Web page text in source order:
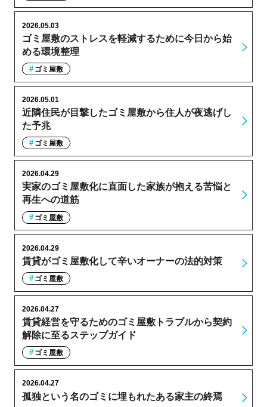
ゴミ屋敷のストレスを軽減するために今日から始
める環境整理
2026.05.03
ゴミ屋敷
近隣住民が目撃したゴミ屋敷から住人が夜逃げし
た予兆
2026.05.01
ゴミ屋敷
実家のゴミ屋敷化に直面した家族が抱える苦悩と
再生への道筋
2026.04.29
ゴミ屋敷
賃貸がゴミ屋敷化して辛いオーナーの法的対策
2026.04.29
ゴミ屋敷
賃貸経営を守るためのゴミ屋敷トラブルから契約
解除に至るステップガイド
2026.04.27
ゴミ屋敷
孤独という名のゴミに埋もれたある家主の終焉
2026.04.27